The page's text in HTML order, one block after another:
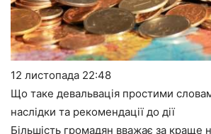
12 листопада 22:48
Що таке девальвація простими
наслідки та рекомендації до дії
Більшість громадян вважає за краще